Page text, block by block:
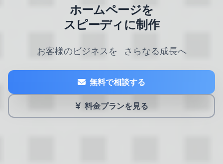
ホームページを
スピーディに制作
お客様のビジネスを さらなる成長へ
無料で相談する
料金プランを見る